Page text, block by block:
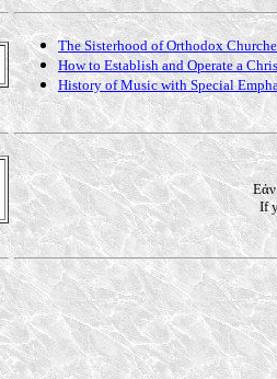
The Sisterhood of Orthodox
How to Establish and Operate a
History of Music with Special
Εάν
If